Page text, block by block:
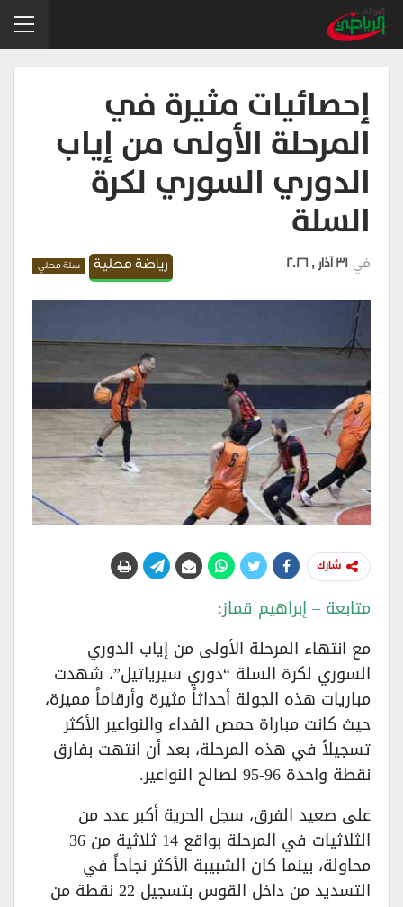
إحصائيات مثيرة في
المرحلة الأولى من إياب
الدوري السوري لكرة
السلة
رياضة محلية سلة محلي في 31 آذار , 2026
شارك
متابعة – إبراهيم قماز:
مع انتهاء المرحلة الأولى من إياب الدوري
السوري لكرة السلة “دوري سيرياتيل”، شهدت
مباريات هذه الجولة أحداثاً مثيرة وأرقاماً مميزة،
حيث كانت مباراة حمص الفداء والنواعير الأكثر
تسجيلاً في هذه المرحلة، بعد أن انتهت بفارق
نقطة واحدة 96-95 لصالح النواعير.
على صعيد الفرق، سجل الحرية أكبر عدد من
الثلاثيات في المرحلة بواقع 14 ثلاثية من 36
محاولة، بينما كان الشبيبة الأكثر نجاحاً في
التسديد من داخل القوس بتسجيل 22 نقطة من